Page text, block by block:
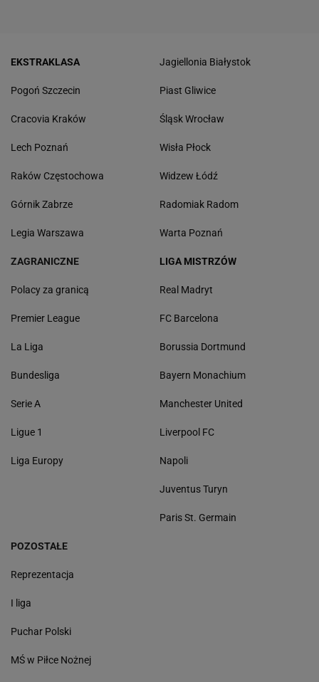
EKSTRAKLASA
Pogoń Szczecin
Cracovia Kraków
Lech Poznań
Raków Częstochowa
Górnik Zabrze
Legia Warszawa
Jagiellonia Białystok
Piast Gliwice
Śląsk Wrocław
Wisła Płock
Widzew Łódź
Radomiak Radom
Warta Poznań
ZAGRANICZNE
Polacy za granicą
Premier League
La Liga
Bundesliga
Serie A
Ligue 1
Liga Europy
LIGA MISTRZÓW
Real Madryt
FC Barcelona
Borussia Dortmund
Bayern Monachium
Manchester United
Liverpool FC
Napoli
Juventus Turyn
Paris St. Germain
POZOSTAŁE
Reprezentacja
I liga
Puchar Polski
MŚ w Piłce Nożnej